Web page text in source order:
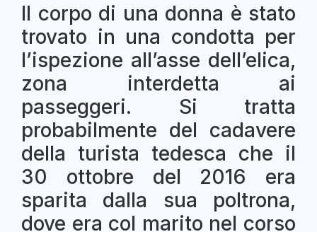
Il corpo di una donna è stato
trovato in una condotta per
l’ispezione all’asse dell’elica,
zona interdetta ai
passeggeri. Si tratta
probabilmente del cadavere
della turista tedesca che il
30 ottobre del 2016 era
sparita dalla sua poltrona,
dove era col marito nel corso